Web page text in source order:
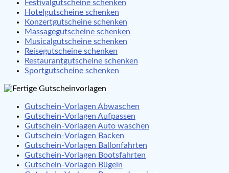
Festivalgutscheine schenken
Hotelgutscheine schenken
Konzertgutscheine schenken
Massagegutscheine schenken
Musicalgutscheine schenken
Reisegutscheine schenken
Restaurantgutscheine schenken
Sportgutscheine schenken
Gutschein-Vorlagen Abwaschen
Gutschein-Vorlagen Aufpassen
Gutschein-Vorlagen Auto waschen
Gutschein-Vorlagen Backen
Gutschein-Vorlagen Ballonfahrten
Gutschein-Vorlagen Bootsfahrten
Gutschein-Vorlagen Bügeln